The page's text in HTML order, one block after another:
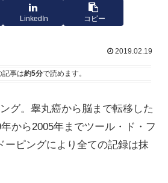
LinkedIn コピー
2019.02.19
記事は約5分で読めます。
グ。睾丸癌から脳まで転移した
から2005年までツール・ド・フ
ーピングにより全ての記録は抹